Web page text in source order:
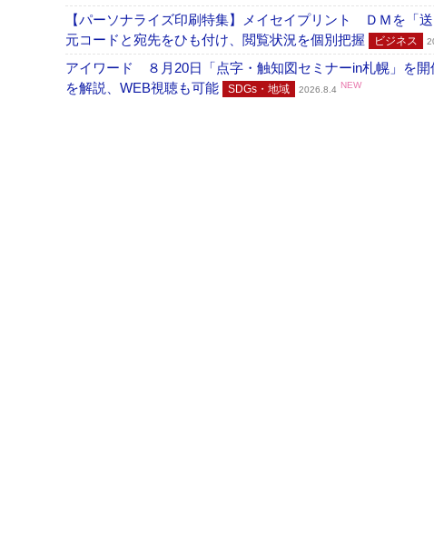
【パーソナライズ印刷特集】メイセイプリント ＤＭを「
元コードと宛先をひも付け、閲覧状況を個別把握
ビジネス
アイワード ８月20日「点字・触知図セミナーin札幌」を
を解説、WEB視聴も可能
SDGs・地域 2026.8.4 NEW